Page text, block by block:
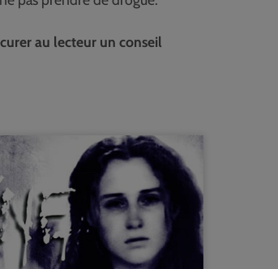
au lecteur un conseil